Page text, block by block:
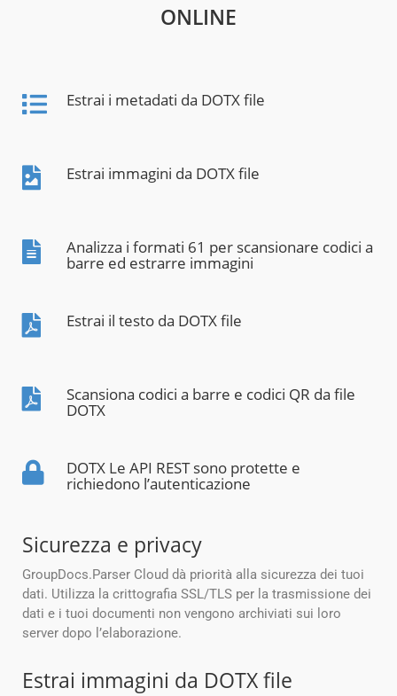
ONLINE
Estrai i metadati da DOTX file
Estrai immagini da DOTX file
Analizza i formati 61 per scansionare codici a
barre ed estrarre immagini
Estrai il testo da DOTX file
Scansiona codici a barre e codici QR da file
DOTX
DOTX Le API REST sono protette e
richiedono l’autenticazione
Sicurezza e privacy
GroupDocs.Parser Cloud dà priorità alla sicurezza dei tuoi
dati. Utilizza la crittografia SSL/TLS per la trasmissione dei
dati e i tuoi documenti non vengono archiviati sui loro
server dopo l’elaborazione.
Estrai immagini da DOTX file